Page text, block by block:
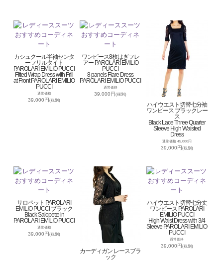
カシュクール半袖センタ
ーフリルタイト
PAROLARI EMILIO PUCCI
Fitted Wrap Dress with Frill
at Front PAROLARI EMILIO
PUCCI
通常価格
39,000円(税別)
ワンピース8枚はぎフレ
アー PAROLARI EMILIO
PUCCI
8 panels Flare Dress
PAROLARI EMILIO PUCCI
通常価格
39,000円(税別)
ハイウエスト切替七分袖
ワンピース ブラックレー
ス
Black Lace Three Quarter
Sleeve High Waisted
Dress
通常価格 45,000円
39,000円 (税別)
サロペット PAROLARI
EMILIO PUCCI ブラック
Black Salopette in
PAROLARI EMILIO PUCCI
通常価格
39,000円(税別)
カーディガン レースブラ
ック
ハイウエスト切替七分丈
ワンピース PAROLARI
EMILIO PUCCI
High Waist Dress with 3/4
Sleeve PAROLARI EMILIO
PUCCI
通常価格
39,000円 (税別)